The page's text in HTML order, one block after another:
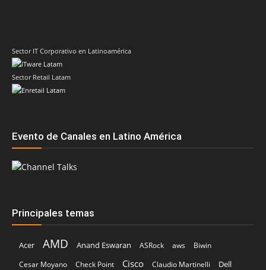
Sector IT Corporativo en Latinoamérica
Sector Retail Latam
Evento de Canales en Latino América
Principales temas
Acer AMD Anand Eswaran ASRock aws
Biwin
Cesar Moyano
Check Point Cisco Claudio Martinelli Dell